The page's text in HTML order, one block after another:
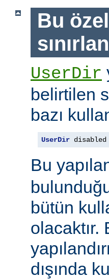
Bu
UserDir
belirtilen
bazı
UserDir
Bu
bütün
olacaktır.
dışında